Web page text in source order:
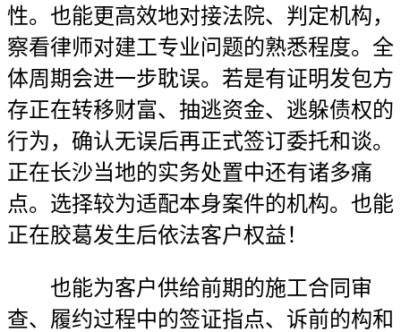
性。也能更高效地对接法院、判定机构，
察看律师对建工专业问题的熟悉程度。全
体周期会进一步耽误。若是有证明发包方
存正在转移财富、抽逃资金、逃躲债权的
行为，确认无误后再正式签订委托和谈。
正在长沙当地的实务处置中还有诸多痛
点。选择较为适配本身案件的机构。也能
正在胶葛发生后依法客户权益！
也能为客户供给前期的施工合同审
查、履约过程中的签证指点、诉前的构和